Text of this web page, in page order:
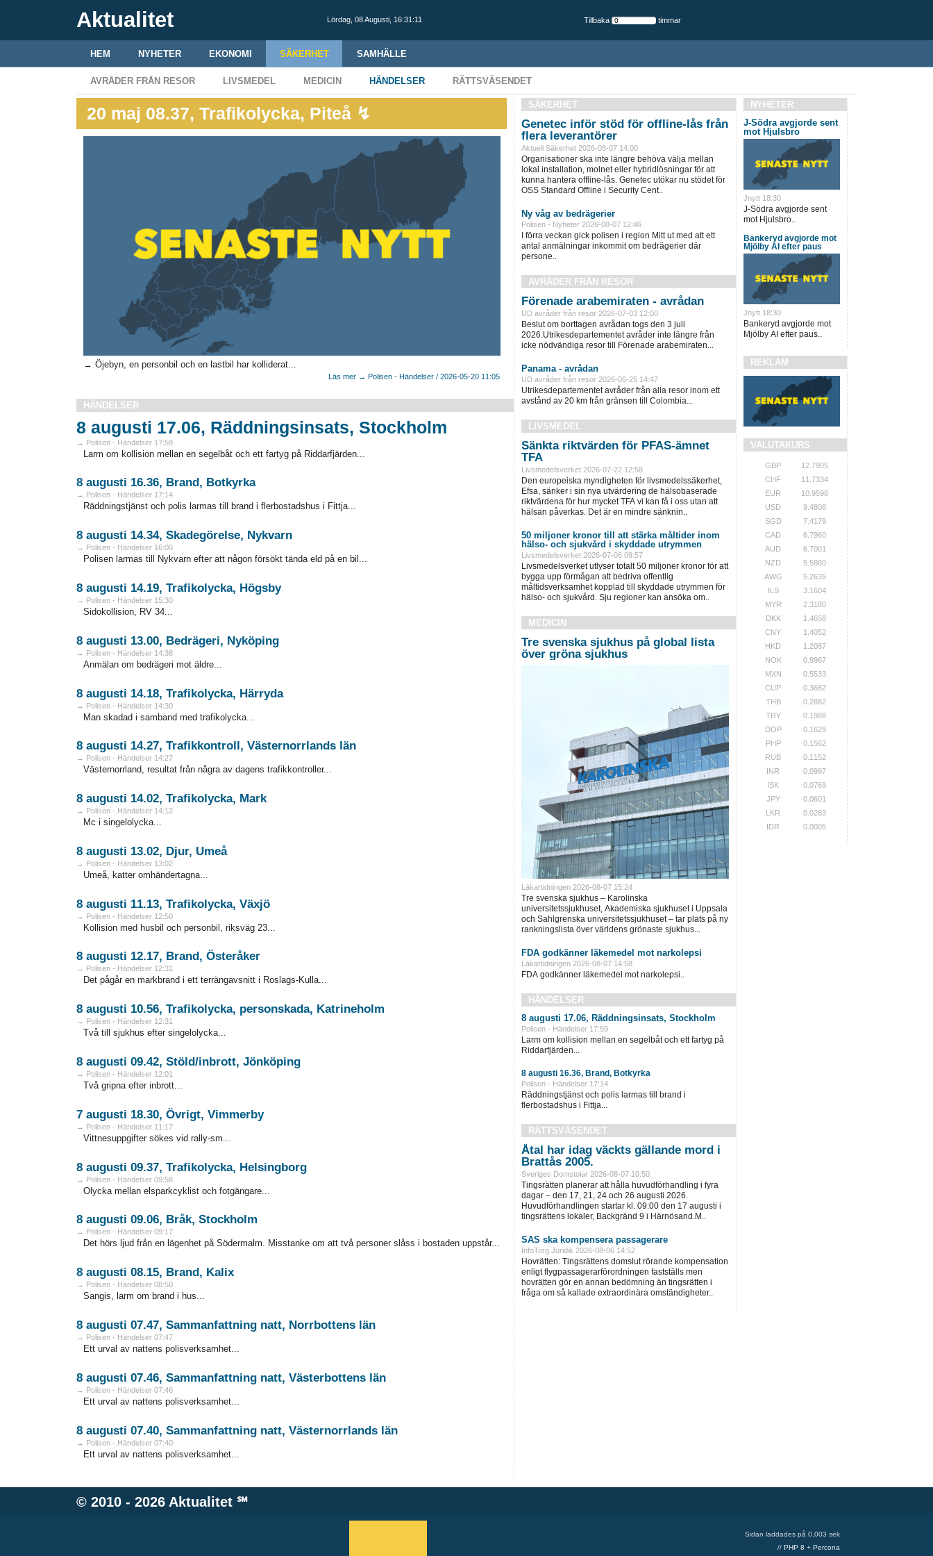
Aktualitet Lördag, 08 Augusti, 16:31:12 Tillbaka timmar
HEM NYHETER EKONOMI SÄKERHET SAMHÄLLE
AVRÅDER FRÅN RESOR LIVSMEDEL MEDICIN HÄNDELSER RÄTTSVÄSENDET
20 maj 08.37, Trafikolycka, Piteå ↯
→ Öjebyn, en personbil och en lastbil har kolliderat...
Läs mer → Polisen - Händelser / 2026-05-20 11:05
HÄNDELSER
8 augusti 17.06, Räddningsinsats, Stockholm
→ Polisen - Händelser 17:59
Larm om kollision mellan en segelbåt och ett fartyg på Riddarfjärden...
8 augusti 16.36, Brand, Botkyrka
→ Polisen - Händelser 17:14
Räddningstjänst och polis larmas till brand i flerbostadshus i Fittja...
8 augusti 14.34, Skadegörelse, Nykvarn
→ Polisen - Händelser 16:00
Polisen larmas till Nykvarn efter att någon försökt tända eld på en bil...
8 augusti 14.19, Trafikolycka, Högsby
→ Polisen - Händelser 15:30
Sidokollision, RV 34...
8 augusti 13.00, Bedrägeri, Nyköping
→ Polisen - Händelser 14:38
Anmälan om bedrägeri mot äldre...
8 augusti 14.18, Trafikolycka, Härryda
→ Polisen - Händelser 14:30
Man skadad i samband med trafikolycka...
8 augusti 14.27, Trafikkontroll, Västernorrlands län
→ Polisen - Händelser 14:27
Västernorrland, resultat från några av dagens trafikkontroller...
8 augusti 14.02, Trafikolycka, Mark
→ Polisen - Händelser 14:12
Mc i singelolycka...
8 augusti 13.02, Djur, Umeå
→ Polisen - Händelser 13:02
Umeå, katter omhändertagna...
8 augusti 11.13, Trafikolycka, Växjö
→ Polisen - Händelser 12:50
Kollision med husbil och personbil, riksväg 23...
8 augusti 12.17, Brand, Österåker
→ Polisen - Händelser 12:31
Det pågår en markbrand i ett terrängavsnitt i Roslags-Kulla...
8 augusti 10.56, Trafikolycka, personskada, Katrineholm
→ Polisen - Händelser 12:31
Två till sjukhus efter singelolycka...
8 augusti 09.42, Stöld/inbrott, Jönköping
→ Polisen - Händelser 12:01
Två gripna efter inbrott...
7 augusti 18.30, Övrigt, Vimmerby
→ Polisen - Händelser 11:17
Vittnesuppgifter sökes vid rally-sm...
8 augusti 09.37, Trafikolycka, Helsingborg
→ Polisen - Händelser 09:58
Olycka mellan elsparkcyklist och fotgängare...
8 augusti 09.06, Bråk, Stockholm
→ Polisen - Händelser 09:17
Det hörs ljud från en lägenhet på Södermalm. Misstanke om att två personer slåss i bostaden uppstår...
8 augusti 08.15, Brand, Kalix
→ Polisen - Händelser 08:50
Sangis, larm om brand i hus...
8 augusti 07.47, Sammanfattning natt, Norrbottens län
→ Polisen - Händelser 07:47
Ett urval av nattens polisverksamhet...
8 augusti 07.46, Sammanfattning natt, Västerbottens län
→ Polisen - Händelser 07:46
Ett urval av nattens polisverksamhet...
8 augusti 07.40, Sammanfattning natt, Västernorrlands län
→ Polisen - Händelser 07:40
Ett urval av nattens polisverksamhet...
SÄKERHET
Genetec inför stöd för offline-lås från
flera leverantörer
Aktuell Säkerhet 2026-08-07 14:00
Organisationer ska inte längre behöva välja mellan
lokal installation, molnet eller hybridlösningar för att
kunna hantera offline-lås. Genetec utökar nu stödet för
OSS Standard Offline i Security Cent..
Ny våg av bedrägerier
Polisen - Nyheter 2026-08-07 12:46
I förra veckan gick polisen i region Mitt ut med att ett
antal anmälningar inkommit om bedrägerier där
persone..
AVRÅDER FRÅN RESOR
Förenade arabemiraten - avrådan
UD avråder från resor 2026-07-03 12:00
Beslut om borttagen avrådan togs den 3 juli
2026.Utrikesdepartementet avråder inte längre från
icke nödvändiga resor till Förenade arabemiraten...
Panama - avrådan
UD avråder från resor 2026-06-25 14:47
Utrikesdepartementet avråder från alla resor inom ett
avstånd av 20 km från gränsen till Colombia...
LIVSMEDEL
Sänkta riktvärden för PFAS-ämnet
TFA
Livsmedelsverket 2026-07-22 12:58
Den europeiska myndigheten för livsmedelssäkerhet,
Efsa, sänker i sin nya utvärdering de hälsobaserade
riktvärdena för hur mycket TFA vi kan få i oss utan att
hälsan påverkas. Det är en mindre sänknin..
50 miljoner kronor till att stärka måltider inom
hälso- och sjukvård i skyddade utrymmen
Livsmedelsverket 2026-07-06 09:57
Livsmedelsverket utlyser totalt 50 miljoner kronor för att
bygga upp förmågan att bedriva offentlig
måltidsverksamhet kopplad till skyddade utrymmen för
hälso- och sjukvård. Sju regioner kan ansöka om..
MEDICIN
Tre svenska sjukhus på global lista
över gröna sjukhus
Läkartidningen 2026-08-07 15:24
Tre svenska sjukhus – Karolinska
universitetssjukhuset, Akademiska sjukhuset i Uppsala
och Sahlgrenska universitetssjukhuset – tar plats på ny
rankningslista över världens grönaste sjukhus...
FDA godkänner läkemedel mot narkolepsi
Läkartidningen 2026-08-07 14:58
FDA godkänner läkemedel mot narkolepsi..
HÄNDELSER
8 augusti 17.06, Räddningsinsats, Stockholm
Polisen - Händelser 17:59
Larm om kollision mellan en segelbåt och ett fartyg på
Riddarfjärden...
8 augusti 16.36, Brand, Botkyrka
Polisen - Händelser 17:14
Räddningstjänst och polis larmas till brand i
flerbostadshus i Fittja...
RÄTTSVÄSENDET
Åtal har idag väckts gällande mord i
Brattås 2005.
Sveriges Domstolar 2026-08-07 10:50
Tingsrätten planerar att hålla huvudförhandling i fyra
dagar – den 17, 21, 24 och 26 augusti 2026.
Huvudförhandlingen startar kl. 09:00 den 17 augusti i
tingsrättens lokaler, Backgränd 9 i Härnösand.M..
SAS ska kompensera passagerare
InfoTorg Juridik 2026-08-06 14:52
Hovrätten: Tingsrättens domslut rörande kompensation
enligt flygpassagerarförordningen fastställs men
hovrätten gör en annan bedömning än tingsrätten i
fråga om så kallade extraordinära omständigheter..
NYHETER
J-Södra avgjorde sent
mot Hjulsbro
Jnytt 18:30
J-Södra avgjorde sent
mot Hjulsbro..
Bankeryd avgjorde mot
Mjölby AI efter paus
Jnytt 18:30
Bankeryd avgjorde mot
Mjölby AI efter paus..
REKLAM
VALUTAKURS
GBP
12.7905
CHF
11.7334
EUR
10.9598
USD
9.4808
SGD
7.4179
CAD
6.7960
AUD
6.7001
NZD
5.5880
AWG
5.2635
ILS
3.1604
MYR
2.3180
DKK
1.4658
CNY
1.4052
HKD
1.2087
NOK
0.9967
MXN
0.5533
CUP
0.3682
THB
0.2882
TRY
0.1988
DOP
0.1629
PHP
0.1562
RUB
0.1152
INR
0.0997
ISK
0.0769
JPY
0.0601
LKR
0.0283
IDR
0.0005
© 2010 - 2026 Aktualitet℠
Sidan laddades på 0,003 sek
// PHP 8 + Percona